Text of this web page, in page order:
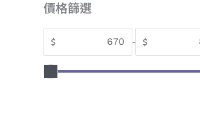
價格篩選
$ - $